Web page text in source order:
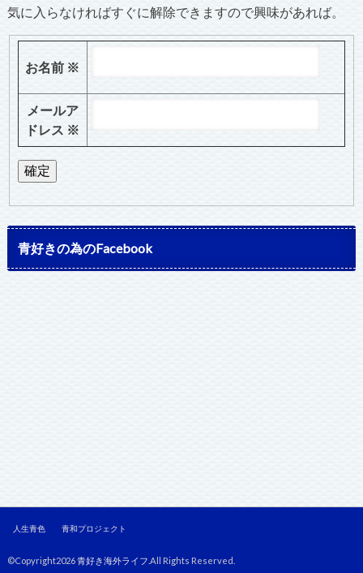
気に入らなければすぐに解除できますので興味があれば。
お名前 ※
メールア
ドレス ※
青好きの為のFacebook
人生青色 青和プロジェクト
©Copyright2026青好き海外ライフ .All Rights Reserved.